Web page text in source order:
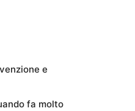
e
fa molto